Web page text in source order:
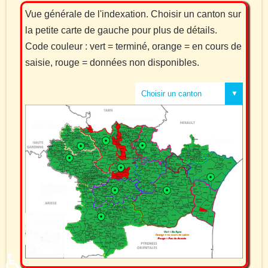
Vue générale de l'indexation. Choisir un canton sur
la petite carte de gauche pour plus de détails.
Code couleur : vert = terminé, orange = en cours de
saisie, rouge = données non disponibles.
Choisir un canton
Canton de Montréal
Carcassonnais
Corbières
Haute Vallée
Lauragais
Limouxin
Narbonnais
Orbiel et Haut Minervois
Razès